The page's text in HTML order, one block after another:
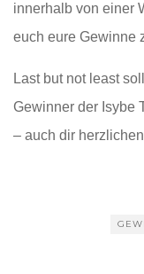
innerhalb von einer
euch eure Gewinne
Last but not least
Gewinner der Isybe
– auch dir